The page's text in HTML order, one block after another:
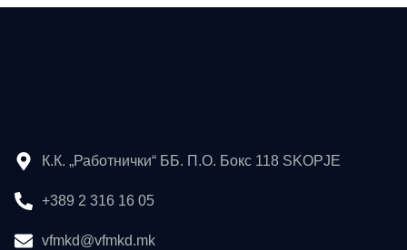
К.К. „Работнички“ ББ. П.О. Бокс 118 SKOPJE
+389 2 316 16 05
vfmkd@vfmkd.mk